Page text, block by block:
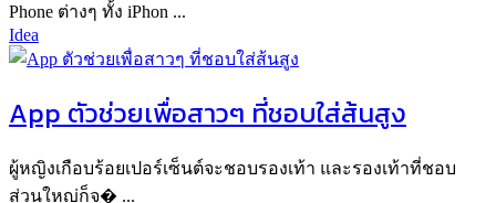
Phone ต่างๆ ทั้ง iPhon ...
Idea
App ตัวช่วยเพื่อสาวๆ ที่ชอบใส่ส้นสูง
ผู้หญิงเกือบร้อยเปอร์เซ็นต์จะชอบรองเท้า และรองเท้าที่ชอบ
ส่วนใหญ่ก็จ� ...